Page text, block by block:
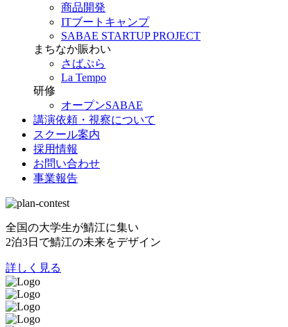
商品開発
ITブートキャンプ
SABAE STARTUP PROJECT
まちなか賑わい
さばぷら
La Tempo
研修
オープンSABAE
講演依頼・視察について
スクール案内
採用情報
お問い合わせ
事業報告
全国の大学生が鯖江に集い
2泊3日で鯖江の未来をデザイン
詳しく見る